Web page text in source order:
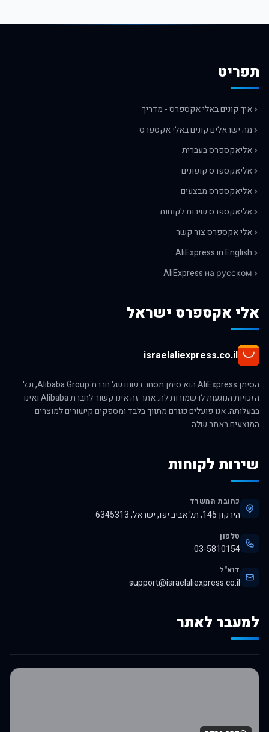
תפריט
איך קונים באלי אקספרס - מדריך
מה ישראלים קונים באלי אקספרס
אליאקספרס בעברית
אליאקספרס קופונים
אליאקספרס מבצעים
אליאקספרס שירות לקוחות
אלי אקספרס צור קשר
AliExpress in English
AliExpress на русском
אלי אקספרס ישראל
israelaliexpress.co.il
הסימן AliExpress הוא סימן מסחר רשום של חברת Alibaba Group, וכל
הזכויות הנוגעות לו שמורות לה. אתר זה אינו קשור לחברת Alibaba ואינו
בבעלותה. אנו פועלים כגורם מתווך בלבד ומספקים קישורים למוצרים
המוצעים באתר שלה.
שירות לקוחות
כתובת המשרד
הירקון 145, תל אביב יפו, ישראל, 6345313
טלפון
03-5810154
דוא"ל
support@israelaliexpress.co.il
למעבר לאתר
לרכישה באלי אקספרס